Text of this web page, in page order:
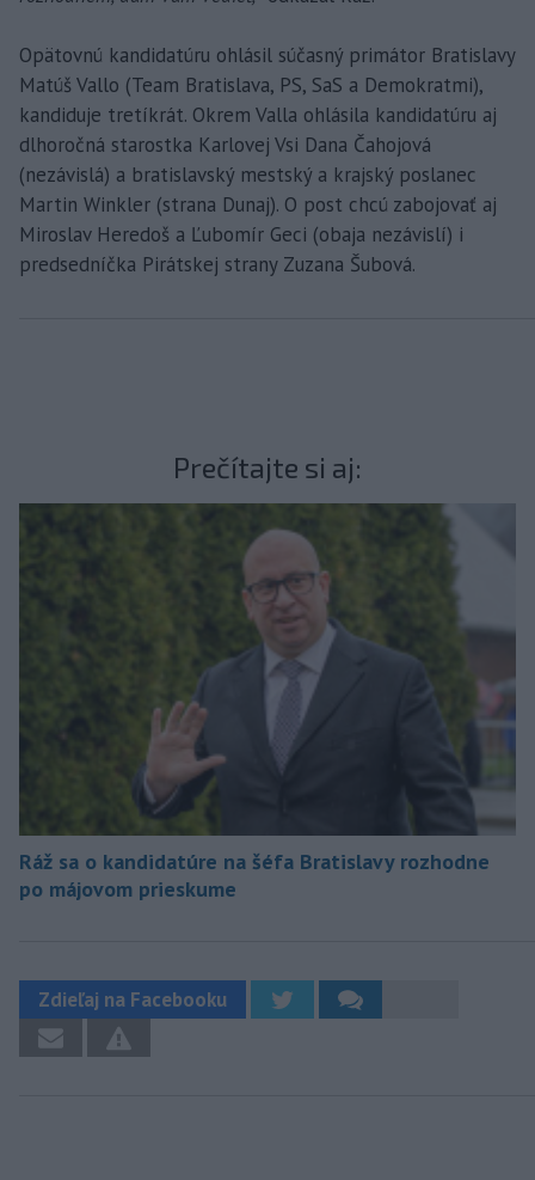
Opätovnú kandidatúru ohlásil súčasný primátor Bratislavy
Matúš Vallo (Team Bratislava, PS, SaS a Demokratmi),
kandiduje tretíkrát. Okrem Valla ohlásila kandidatúru aj
dlhoročná starostka Karlovej Vsi Dana Čahojová
(nezávislá) a bratislavský mestský a krajský poslanec
Martin Winkler (strana Dunaj). O post chcú zabojovať aj
Miroslav Heredoš a Ľubomír Geci (obaja nezávislí) i
predsedníčka Pirátskej strany Zuzana Šubová.
Prečítajte si aj:
Ráž sa o kandidatúre na šéfa Bratislavy rozhodne
po májovom prieskume
Zdieľaj na Facebooku